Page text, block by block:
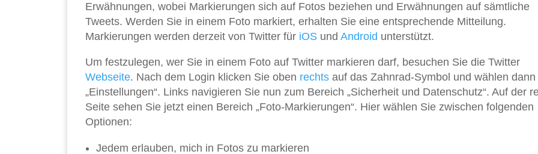
Erwähnungen, wobei Markierungen sich auf Fotos beziehen und Erwähnungen auf sämtliche
Tweets. Werden Sie in einem Foto markiert, erhalten Sie eine entsprechende Mitteilung.
Markierungen werden derzeit von Twitter für iOS und Android unterstützt.
Um festzulegen, wer Sie in einem Foto auf Twitter markieren darf, besuchen Sie die Twitter
Webseite. Nach dem Login klicken Sie oben rechts auf das Zahnrad-Symbol und wählen dann
„Einstellungen“. Links navigieren Sie nun zum Bereich „Sicherheit und Datenschutz“. Auf der
Seite sehen Sie jetzt einen Bereich „Foto-Markierungen“. Hier wählen Sie zwischen folgenden
Optionen:
Jedem erlauben, mich in Fotos zu markieren